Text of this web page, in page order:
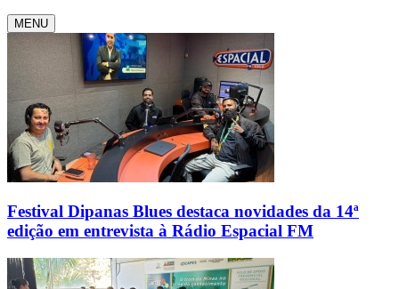
MENU
Festival Dipanas Blues destaca novidades da 14ª
edição em entrevista à Rádio Espacial FM